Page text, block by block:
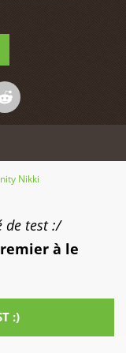
Nikki
de test :/
à le
:)